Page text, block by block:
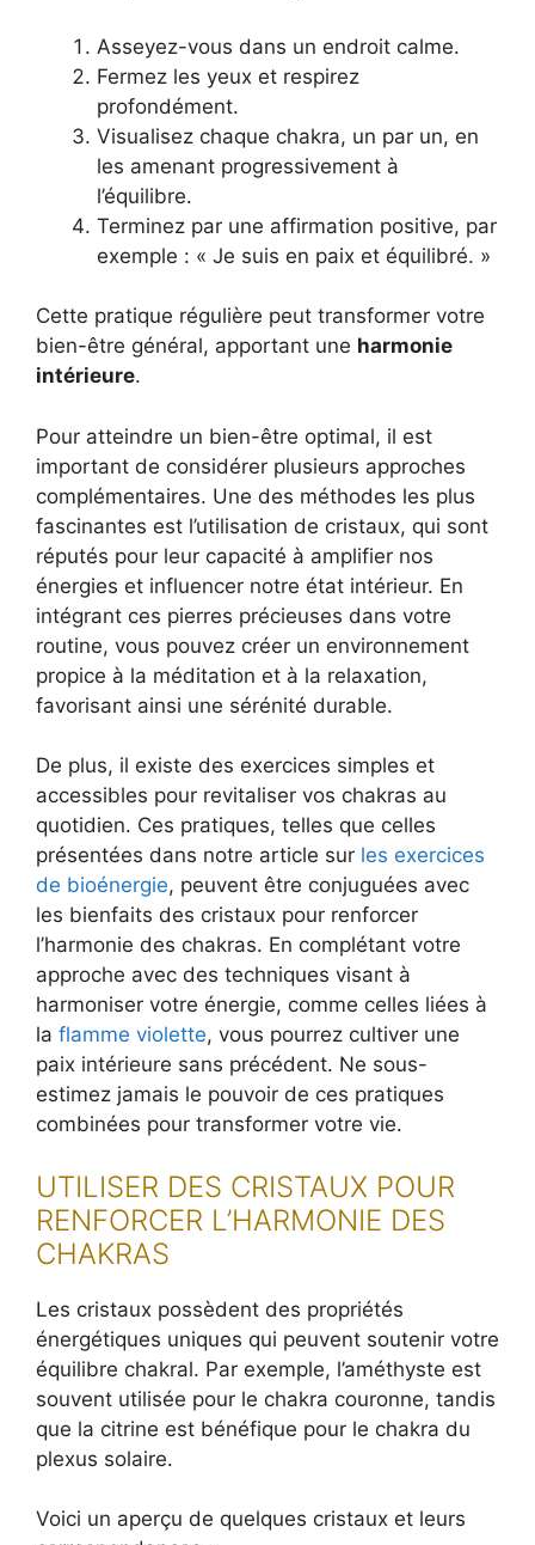
Asseyez-vous dans un endroit calme.
Fermez les yeux et respirez
profondément.
Visualisez chaque chakra, un par un, en
les amenant progressivement à
l’équilibre.
Terminez par une affirmation positive, par
exemple : « Je suis en paix et équilibré. »
Cette pratique régulière peut transformer votre
bien-être général, apportant une harmonie
intérieure.
Pour atteindre un bien-être optimal, il est
important de considérer plusieurs approches
complémentaires. Une des méthodes les plus
fascinantes est l’utilisation de cristaux, qui sont
réputés pour leur capacité à amplifier nos
énergies et influencer notre état intérieur. En
intégrant ces pierres précieuses dans votre
routine, vous pouvez créer un environnement
propice à la méditation et à la relaxation,
favorisant ainsi une sérénité durable.
De plus, il existe des exercices simples et
accessibles pour revitaliser vos chakras au
quotidien. Ces pratiques, telles que celles
présentées dans notre article sur les exercices
de bioénergie, peuvent être conjuguées avec
les bienfaits des cristaux pour renforcer
l’harmonie des chakras. En complétant votre
approche avec des techniques visant à
harmoniser votre énergie, comme celles liées à
la flamme violette, vous pourrez cultiver une
paix intérieure sans précédent. Ne sous-
estimez jamais le pouvoir de ces pratiques
combinées pour transformer votre vie.
UTILISER DES CRISTAUX POUR
RENFORCER L’HARMONIE DES
CHAKRAS
Les cristaux possèdent des propriétés
énergétiques uniques qui peuvent soutenir votre
équilibre chakral. Par exemple, l’améthyste est
souvent utilisée pour le chakra couronne, tandis
que la citrine est bénéfique pour le chakra du
plexus solaire.
Voici un aperçu de quelques cristaux et leurs